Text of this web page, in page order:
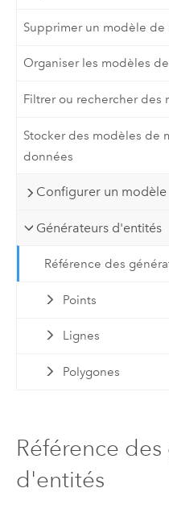
Supprimer un modèle de
Organiser les modèles
Filtrer ou rechercher des
Stocker des modèles de
données
Configurer un modèle
Générateurs d'entités
Référence des
Points
Lignes
Polygones
Référence
d'entités